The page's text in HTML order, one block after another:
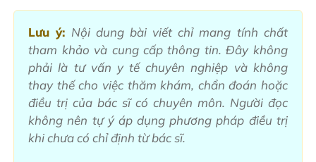
Lưu ý: Nội dung bài viết chỉ mang tính chất
tham khảo và cung cấp thông tin. Đây không
phải là tư vấn y tế chuyên nghiệp và không
thay thế cho việc thăm khám, chẩn đoán hoặc
điều trị của bác sĩ có chuyên môn. Người đọc
không nên tự ý áp dụng phương pháp điều trị
khi chưa có chỉ định từ bác sĩ.